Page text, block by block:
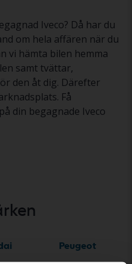
Iveco? Då har du
om hela affären när du
vi hämta bilen hemma
samt tvättar,
den åt dig. Därefter
Få
din begagnade Iveco
Peugeot